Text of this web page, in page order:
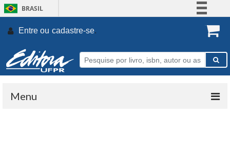
BRASIL
Participe
Entre ou cadastre-se.
Menu